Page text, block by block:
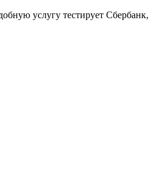
услугу тестирует Сбербанк,